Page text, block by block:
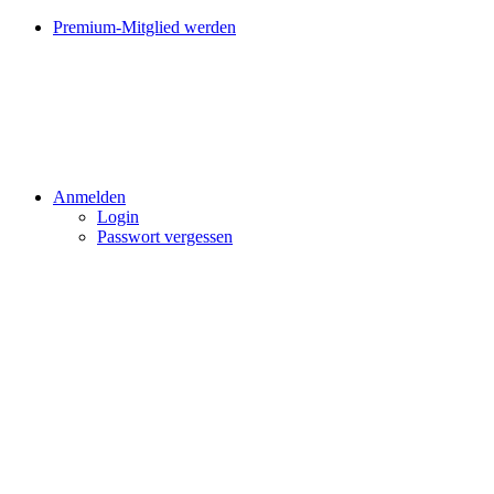
Premium-Mitglied werden
Anmelden
Login
Passwort vergessen